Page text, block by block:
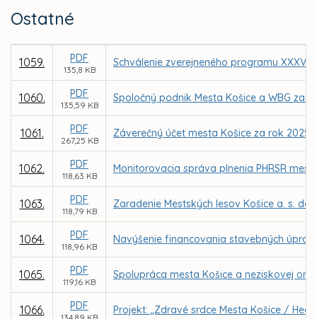
Ostatné
1059. PDF
135,8 KB
Schválenie zverejneného programu XXXV.
1060. PDF
135,59 KB
Spoločný podnik Mesta Košice a WBG za
1061. PDF
267,25 KB
Záverečný účet mesta Košice za rok 2025
1062. PDF
118,63 KB
Monitorovacia správa plnenia PHRSR
1063. PDF
118,79 KB
Zaradenie Mestských lesov Košice a. s.
1064. PDF
118,96 KB
Navýšenie financovania stavebných
1065. PDF
119,16 KB
Spolupráca mesta Košice a neziskovej
1066. PDF Projekt: „Zdravé srdce Mesta Košice /